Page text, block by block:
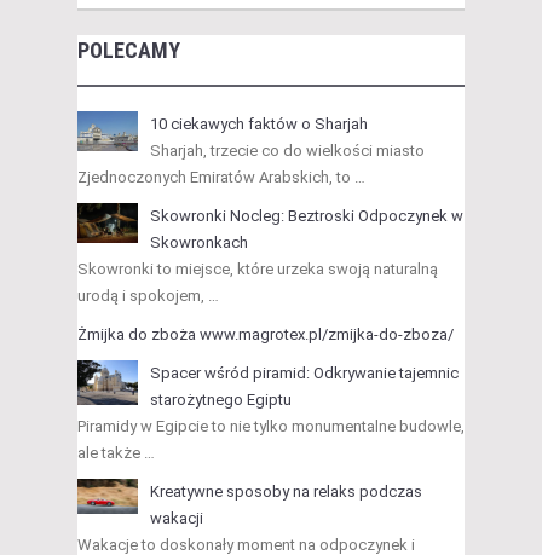
POLECAMY
10 ciekawych faktów o Sharjah
Sharjah, trzecie co do wielkości miasto
Zjednoczonych Emiratów Arabskich, to …
Skowronki Nocleg: Beztroski Odpoczynek w
Skowronkach
Skowronki to miejsce, które urzeka swoją naturalną
urodą i spokojem, …
Żmijka do zboża www.magrotex.pl/zmijka-do-zboza/
Spacer wśród piramid: Odkrywanie tajemnic
starożytnego Egiptu
Piramidy w Egipcie to nie tylko monumentalne budowle,
ale także …
Kreatywne sposoby na relaks podczas
wakacji
Wakacje to doskonały moment na odpoczynek i